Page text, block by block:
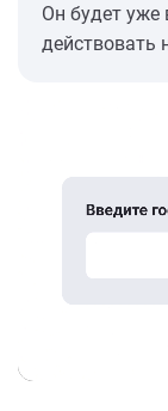
Он будет уже
действовать